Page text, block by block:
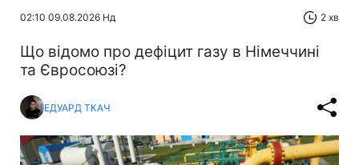
02:10 09.08.2026 Нд 2 хв
Що відомо про дефіцит газу в Німеччині
та Євросоюзі?
ЕДУАРД ТКАЧ